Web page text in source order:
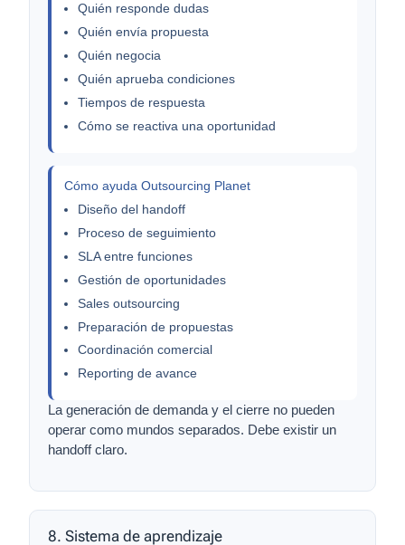
Quién responde dudas
Quién envía propuesta
Quién negocia
Quién aprueba condiciones
Tiempos de respuesta
Cómo se reactiva una oportunidad
Cómo ayuda Outsourcing Planet
Diseño del handoff
Proceso de seguimiento
SLA entre funciones
Gestión de oportunidades
Sales outsourcing
Preparación de propuestas
Coordinación comercial
Reporting de avance
La generación de demanda y el cierre no pueden
operar como mundos separados. Debe existir un
handoff claro.
8. Sistema de aprendizaje